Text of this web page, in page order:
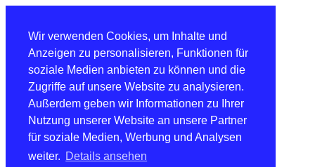
Wir verwenden Cookies, um Inhalte und
Anzeigen zu personalisieren, Funktionen für
soziale Medien anbieten zu können und die
Zugriffe auf unsere Website zu analysieren.
Außerdem geben wir Informationen zu Ihrer
Nutzung unserer Website an unsere Partner
für soziale Medien, Werbung und Analysen
weiter. Details ansehen